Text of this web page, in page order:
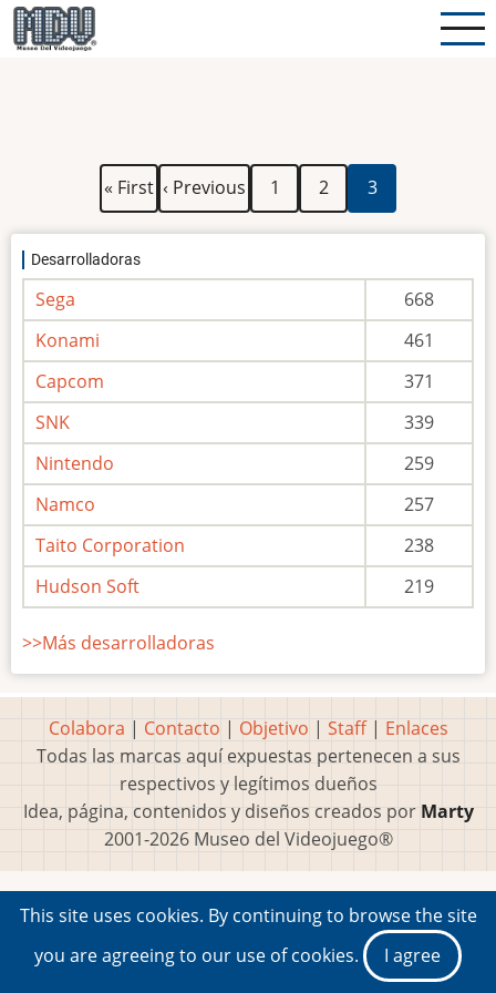
Pasar
al
Primera
página
« First
Página
anterior
‹ Previous Página
1 Página
2
Página
actual
3
Desarrolladoras
Sega
668
Konami
461
Capcom
371
SNK
339
Nintendo
259
Namco
257
Taito Corporation
238
Hudson Soft
219
>>Más desarrolladoras
Colabora | Contacto | Objetivo | Staff| Enlaces
Todas las marcas aquí expuestas pertenecen a sus
respectivos y legítimos dueños
Idea, página, contenidos y diseños creados por Marty
2001-2026 Museo del Videojuego®
This site uses cookies. By continuing to browse the site
you are agreeing to our use of cookies.
I agree